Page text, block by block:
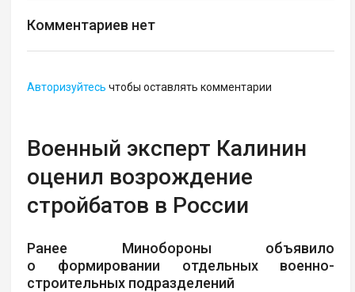
Комментариев нет
Авторизуйтесь чтобы оставлять комментарии
Военный эксперт Калинин
оценил возрождение
стройбатов в России
Ранее Минобороны объявило
о формировании отдельных военно-
строительных подразделений